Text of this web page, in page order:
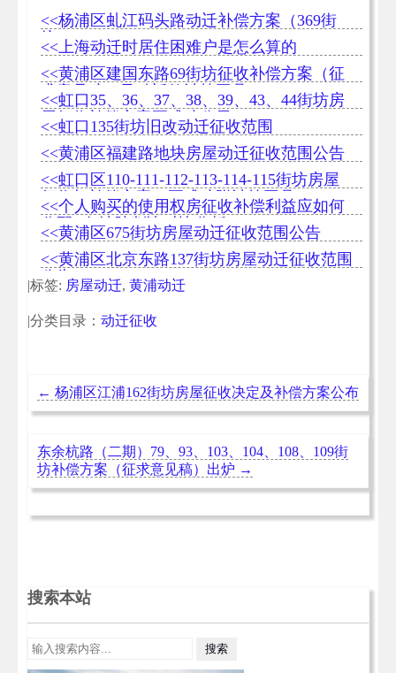
<<杨浦区虬江码头路动迁补偿方案（369街
坊）
<<上海动迁时居住困难户是怎么算的
<<黄浦区建国东路69街坊征收补偿方案（征
求意见稿）及动迁款计算工具
<<虹口35、36、37、38、39、43、44街坊房
屋征收补偿方案正式稿公示
<<虹口135街坊旧改动迁征收范围
<<黄浦区福建路地块房屋动迁征收范围公告
<<虹口区110-111-112-113-114-115街坊房屋
征收与补偿方案（正式稿附计算工具）
<<个人购买的使用权房征收补偿利益应如何
分配--各法院判决对比分析
<<黄浦区675街坊房屋动迁征收范围公告
<<黄浦区北京东路137街坊房屋动迁征收范围
公告
|标签: 房屋动迁, 黄浦动迁
|分类目录： 动迁征收
← 杨浦区江浦162街坊房屋征收决定及补偿方案公布
东余杭路（二期）79、93、103、104、108、109街
坊补偿方案（征求意见稿）出炉 →
搜索本站